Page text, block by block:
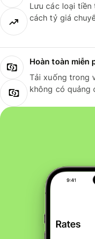
Lưu các loại tiền
cách tỷ giá
Hoàn toàn miễn
Tải xuống trong
không có quảng